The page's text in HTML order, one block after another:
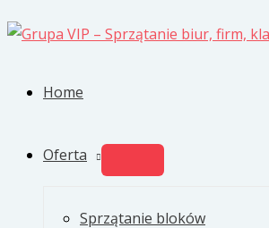
Przejdź
do
Home
Oferta
MENU
Sprzątanie bloków